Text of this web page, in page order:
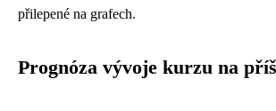
přilepené na grafech.
Prognóza vývoje kurzu na